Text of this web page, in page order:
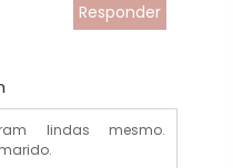
Responder
lindas mesmo.